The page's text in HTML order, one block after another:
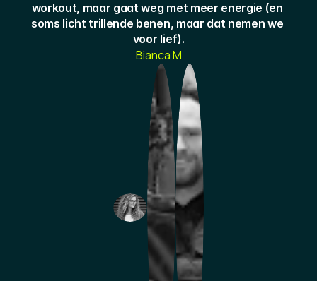
workout, maar gaat weg met meer energie (en
soms licht trillende benen, maar dat nemen we
voor lief).
Bianca M